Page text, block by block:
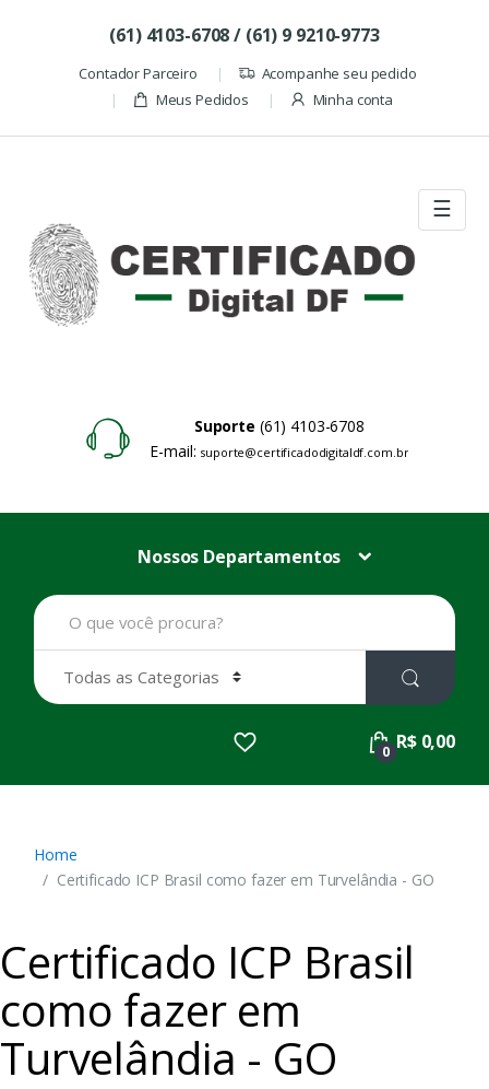
(61) 4103-6708 / (61) 9 9210-9773
Contador Parceiro
Acompanhe seu pedido
Meus Pedidos
Minha conta
☰
Suporte (61) 4103-6708
E-mail: suporte@certificadodigitaldf.com.br
Nossos Departamentos
B
u
a
r
:
0 R$ 0,00
Home
Certificado ICP Brasil como fazer em Turvelândia - GO
Certificado ICP Brasil
como fazer em
Turvelândia - GO